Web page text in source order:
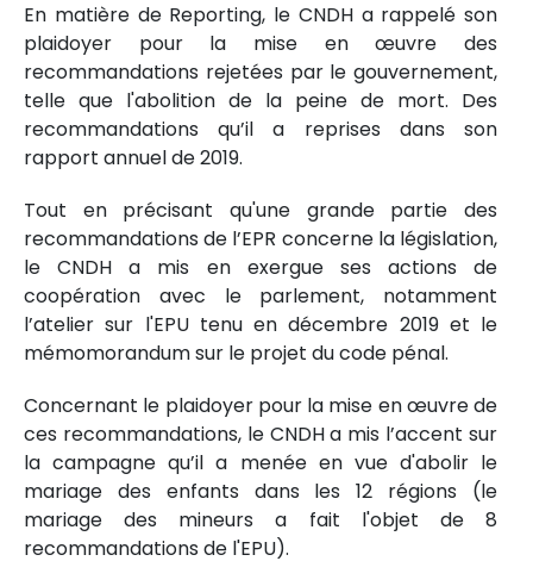
En matière de Reporting, le CNDH a rappelé son
plaidoyer pour la mise en œuvre des
recommandations rejetées par le gouvernement,
telle que l'abolition de la peine de mort. Des
recommandations qu’il a reprises dans son
rapport annuel de 2019.
Tout en précisant qu'une grande partie des
recommandations de l’EPR concerne la législation,
le CNDH a mis en exergue ses actions de
coopération avec le parlement, notamment
l’atelier sur l'EPU tenu en décembre 2019 et le
mémomorandum sur le projet du code pénal.
Concernant le plaidoyer pour la mise en œuvre de
ces recommandations, le CNDH a mis l’accent sur
la campagne qu’il a menée en vue d'abolir le
mariage des enfants dans les 12 régions (le
mariage des mineurs a fait l'objet de 8
recommandations de l'EPU).